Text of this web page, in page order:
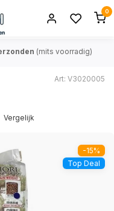
0
(mits voorradig)
Art: V3020005
Vergelijk
-15%
Top Deal